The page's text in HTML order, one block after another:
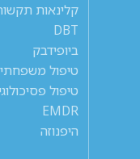
קלינאות
DBT
ביופידבק
טיפול משפחתי
טיפול
EMDR
היפנוזה